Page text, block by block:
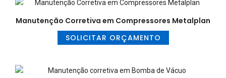
Manutenção Corretiva em Compressores Metalplan
SOLICITAR ORÇAMENTO